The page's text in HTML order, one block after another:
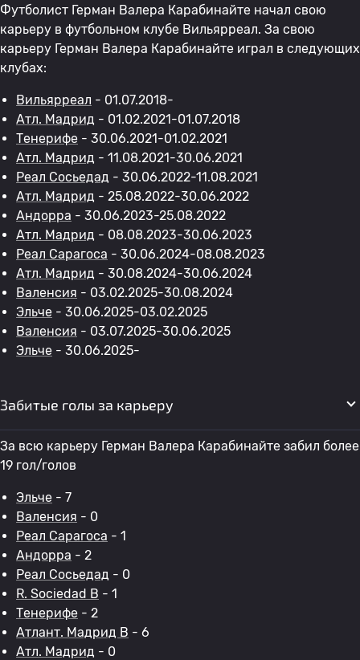
Футболист Герман Валера Карабинайте начал свою
карьеру в футбольном клубе Вильярреал. За свою
карьеру Герман Валера Карабинайте играл в следующих
клубах:
Вильярреал - 01.07.2018-
Атл. Мадрид - 01.02.2021-01.07.2018
Тенерифе - 30.06.2021-01.02.2021
Атл. Мадрид - 11.08.2021-30.06.2021
Реал Сосьедад - 30.06.2022-11.08.2021
Атл. Мадрид - 25.08.2022-30.06.2022
Андорра - 30.06.2023-25.08.2022
Атл. Мадрид - 08.08.2023-30.06.2023
Реал Сарагоса - 30.06.2024-08.08.2023
Атл. Мадрид - 30.08.2024-30.06.2024
Валенсия - 03.02.2025-30.08.2024
Эльче - 30.06.2025-03.02.2025
Валенсия - 03.07.2025-30.06.2025
Эльче - 30.06.2025-
Забитые голы за карьеру
За всю карьеру Герман Валера Карабинайте забил более
19 гол/голов
Эльче - 7
Валенсия - 0
Реал Сарагоса - 1
Андорра - 2
Реал Сосьедад - 0
R. Sociedad B - 1
Тенерифе - 2
Атлант. Мадрид B - 6
Атл. Мадрид - 0